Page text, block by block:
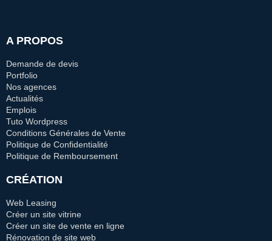
A PROPOS
Demande de devis
Portfolio
Nos agences
Actualités
Emplois
Tuto Wordpress
Conditions Générales de Vente
Politique de Confidentialité
Politique de Remboursement
CRÉATION
Web Leasing
Créer un site vitrine
Créer un site de vente en ligne
Rénovation de site web